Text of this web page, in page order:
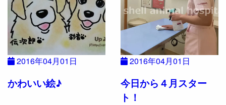
2016年04月01日
かわいい絵♪
2016年04月01日
今日から４月スター
ト！